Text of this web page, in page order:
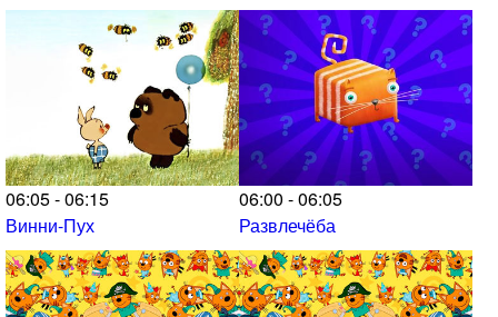
06:05 - 06:15
Винни-Пух
06:00 - 06:05
Развлечёба